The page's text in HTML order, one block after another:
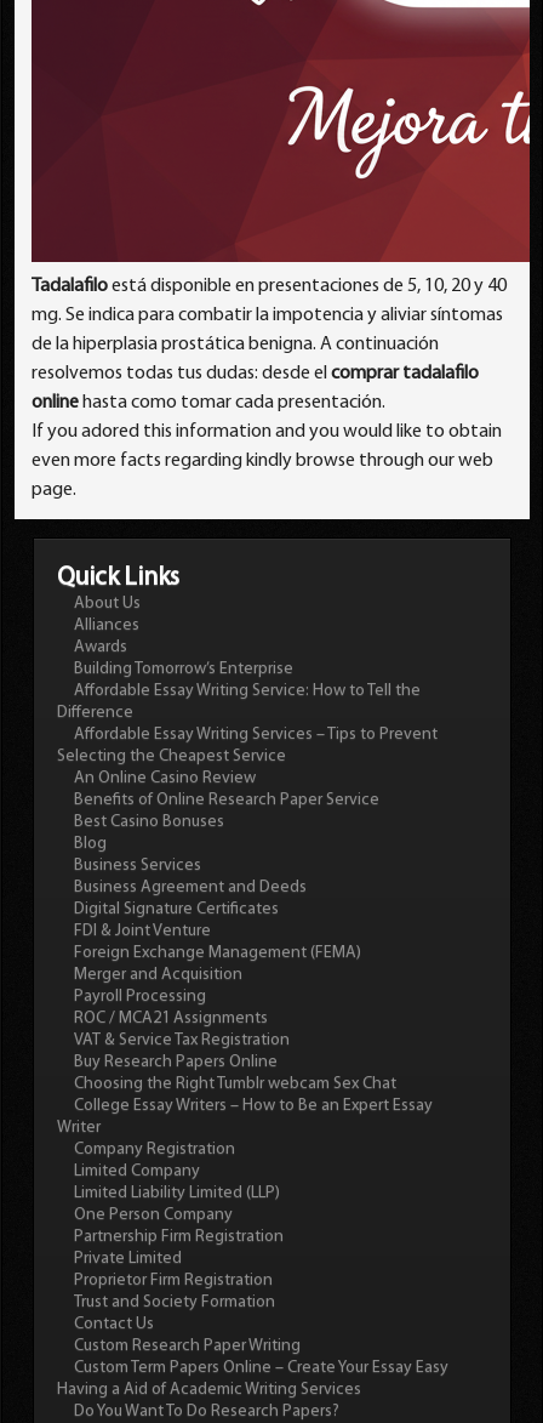
Tadalafiloestá disponible en presentaciones de 5, 10, 20 y 40
mg. Se indica para combatir la impotencia y aliviar síntomas
de la hiperplasia prostática benigna. A continuación
resolvemos todas tus dudas: desde elcomprar tadalafilo
online hasta como tomar cada presentación.
If you adored this information and you would like to obtain
even more facts regarding kindly browse through our web
page.
Quick Links
About Us
Alliances
Awards
Building Tomorrow’s Enterprise
Affordable Essay Writing Service: How to Tell the
Difference
Affordable Essay Writing Services – Tips to Prevent
Selecting the Cheapest Service
An Online Casino Review
Benefits of Online Research Paper Service
Best Casino Bonuses
Blog
Business Services
Business Agreement and Deeds
Digital Signature Certificates
FDI & Joint Venture
Foreign Exchange Management (FEMA)
Merger and Acquisition
Payroll Processing
ROC / MCA21 Assignments
VAT & Service Tax Registration
Buy Research Papers Online
Choosing the Right Tumblr webcam Sex Chat
College Essay Writers – How to Be an Expert Essay
Writer
Company Registration
Limited Company
Limited Liability Limited (LLP)
One Person Company
Partnership Firm Registration
Private Limited
Proprietor Firm Registration
Trust and Society Formation
Contact Us
Custom Research Paper Writing
Custom Term Papers Online – Create Your Essay Easy
Having a Aid of Academic Writing Services
Do You Want To Do Research Papers?